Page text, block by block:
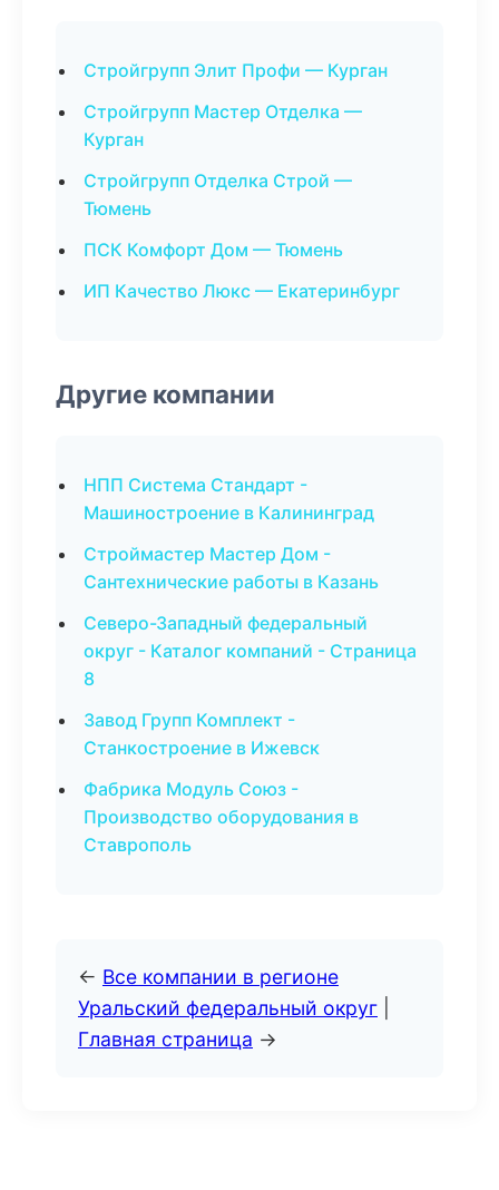
Стройгрупп Элит Профи — Курган
Стройгрупп Мастер Отделка —
Курган
Стройгрупп Отделка Строй —
Тюмень
ПСК Комфорт Дом — Тюмень
ИП Качество Люкс — Екатеринбург
Другие компании
НПП Система Стандарт -
Машиностроение в Калининград
Строймастер Мастер Дом -
Сантехнические работы в Казань
Северо-Западный федеральный
округ - Каталог компаний - Страница
8
Завод Групп Комплект -
Станкостроение в Ижевск
Фабрика Модуль Союз -
Производство оборудования в
Ставрополь
← Все компании в регионе
Уральский федеральный округ
Главная страница →